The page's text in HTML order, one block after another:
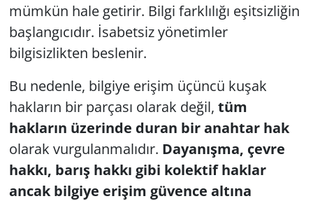
mümkün hale getirir. Bilgi farklılığı eşitsizliğin
başlangıcıdır. İsabetsiz yönetimler
bilgisizlikten beslenir.
Bu nedenle, bilgiye erişim üçüncü kuşak
hakların bir parçası olarak değil, tüm
hakların üzerinde duran bir anahtar hak
olarak vurgulanmalıdır. Dayanışma, çevre
hakkı, barış hakkı gibi kolektif haklar
ancak bilgiye erişim güvence altına